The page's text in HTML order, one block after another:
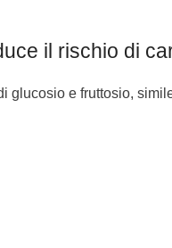
il rischio di
glucosio e fruttosio,